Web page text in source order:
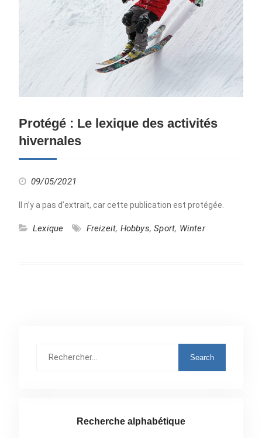
Protégé : Le lexique des activités
hivernales
09/05/2021
Il n’y a pas d’extrait, car cette publication est protégée.
Lexique Freizeit, Hobbys,Sport, Winter
Recherche alphabétique